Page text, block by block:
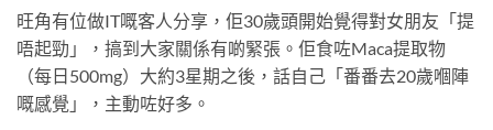
旺角有位做IT嘅客人分享，佢30歲頭開始覺得對女朋友「提
唔起勁」，搞到大家關係有啲緊張。佢食咗Maca提取物
（每日500mg）大約3星期之後，話自己「番番去20歲嗰陣
嘅感覺」，主動咗好多。